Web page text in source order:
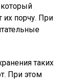
который
их порчу. При
таких
При этом